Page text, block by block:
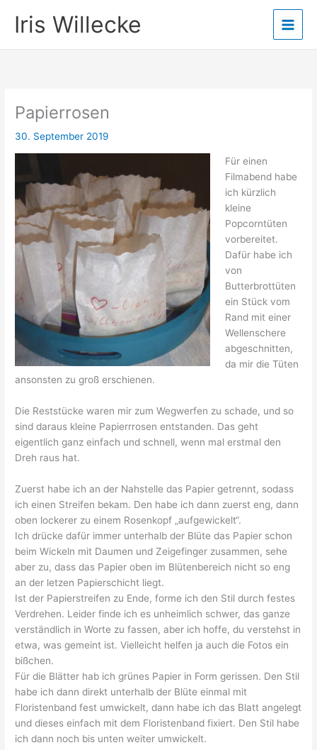
InhaltIris Willecke
Papierrosen
30. September 2019
Für einen
Filmabend habe
ich kürzlich
kleine
Popcorntüten
vorbereitet.
Dafür habe ich
von
Butterbrottüten
ein Stück vom
Rand mit einer
Wellenschere
abgeschnitten,
da mir die Tüten
ansonsten zu groß erschienen.
Die Reststücke waren mir zum Wegwerfen zu schade, und so
sind daraus kleine Papierrrosen entstanden. Das geht
eigentlich ganz einfach und schnell, wenn mal erstmal den
Dreh raus hat.
Zuerst habe ich an der Nahstelle das Papier getrennt, sodass
ich einen Streifen bekam. Den habe ich dann zuerst eng, dann
oben lockerer zu einem Rosenkopf „aufgewickelt“.
Ich drücke dafür immer unterhalb der Blüte das Papier schon
beim Wickeln mit Daumen und Zeigefinger zusammen, sehe
aber zu, dass das Papier oben im Blütenbereich nicht so eng
an der letzen Papierschicht liegt.
Ist der Papierstreifen zu Ende, forme ich den Stil durch festes
Verdrehen. Leider finde ich es unheimlich schwer, das ganze
verständlich in Worte zu fassen, aber ich hoffe, du verstehst in
etwa, was gemeint ist. Vielleicht helfen ja auch die Fotos ein
bißchen.
Für die Blätter hab ich grünes Papier in Form gerissen. Den Stil
habe ich dann direkt unterhalb der Blüte einmal mit
Floristenband fest umwickelt, dann habe ich das Blatt angelegt
und dieses einfach mit dem Floristenband fixiert. Den Stil habe
ich dann noch bis unten weiter umwickelt.